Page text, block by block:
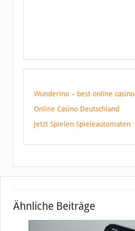
Wunderino – best online casino
Online Casino Deutschland
Jetzt Spielen Spieleautomaten
Ähnliche Beiträge